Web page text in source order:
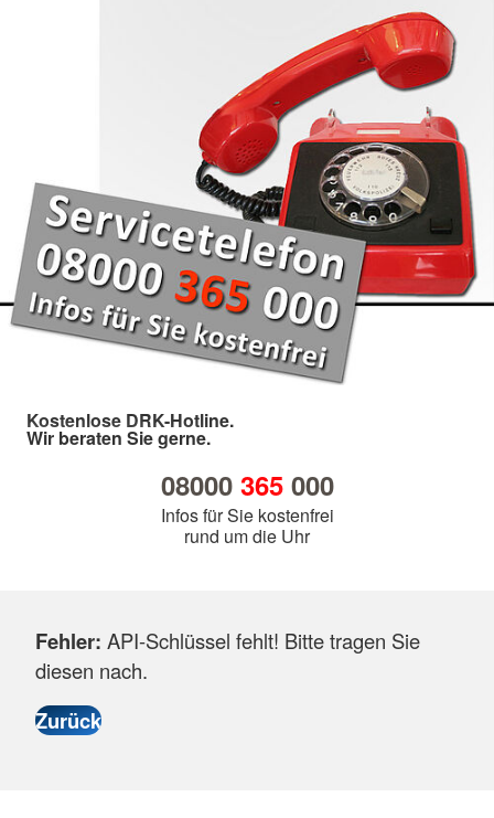
Kostenlose DRK-Hotline.
Wir beraten Sie gerne.
08000 365000
Infos für Sie kostenfrei
rund um die Uhr
Fehler: API-Schlüssel fehlt! Bitte tragen Sie
diesen nach.